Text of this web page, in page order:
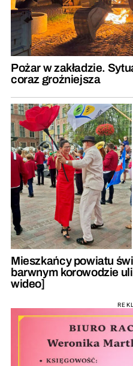
Pożar w zakładzie.
coraz groźniejsza
Mieszkańcy powiatu
barwnym korowodzie
wideo]